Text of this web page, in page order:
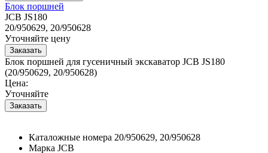
Блок поршней
JCB JS180
20/950629, 20/950628
Уточняйте цену
Блок поршней для гусеничный экскаватор JCB JS180
(20/950629, 20/950628)
Цена:
Уточняйте
Каталожные номера 20/950629, 20/950628
Марка JCB